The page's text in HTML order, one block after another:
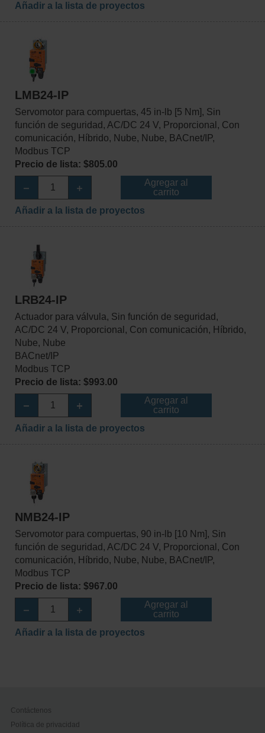
Añadir a la lista de proyectos
LMB24-IP
Servomotor para compuertas, 45 in-lb [5 Nm], Sin
función de seguridad, AC/DC 24 V, Proporcional, Con
comunicación, Híbrido, Nube, Nube, BACnet/IP,
Modbus TCP
Precio de lista: $805.00
Agregar al
carrito
Añadir a la lista de proyectos
LRB24-IP
Actuador para válvula, Sin función de seguridad,
AC/DC 24 V, Proporcional, Con comunicación, Híbrido,
Nube, Nube
BACnet/IP
Modbus TCP
Precio de lista: $993.00
Agregar al
carrito
Añadir a la lista de proyectos
NMB24-IP
Servomotor para compuertas, 90 in-lb [10 Nm], Sin
función de seguridad, AC/DC 24 V, Proporcional, Con
comunicación, Híbrido, Nube, Nube, BACnet/IP,
Modbus TCP
Precio de lista: $967.00
Agregar al
carrito
Añadir a la lista de proyectos
Contáctenos
Política de privacidad